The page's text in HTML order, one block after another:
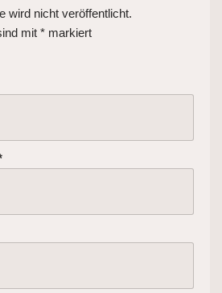
wird nicht veröffentlicht.
mit * markiert